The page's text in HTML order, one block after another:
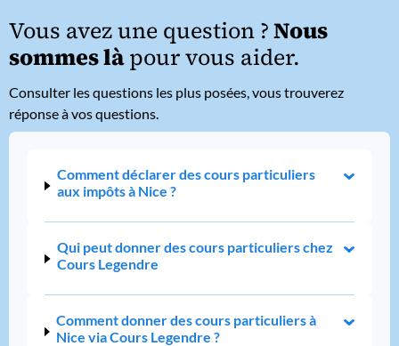
Vous avez une question ?Nous
sommes làpour vous aider.
Consulter les questions les plus posées, vous trouverez
réponse à vos questions.
Comment déclarer des cours particuliers
aux impôts à Nice ?
Qui peut donner des cours particuliers chez
Cours Legendre
Comment donner des cours particuliers à
Nice via Cours Legendre ?